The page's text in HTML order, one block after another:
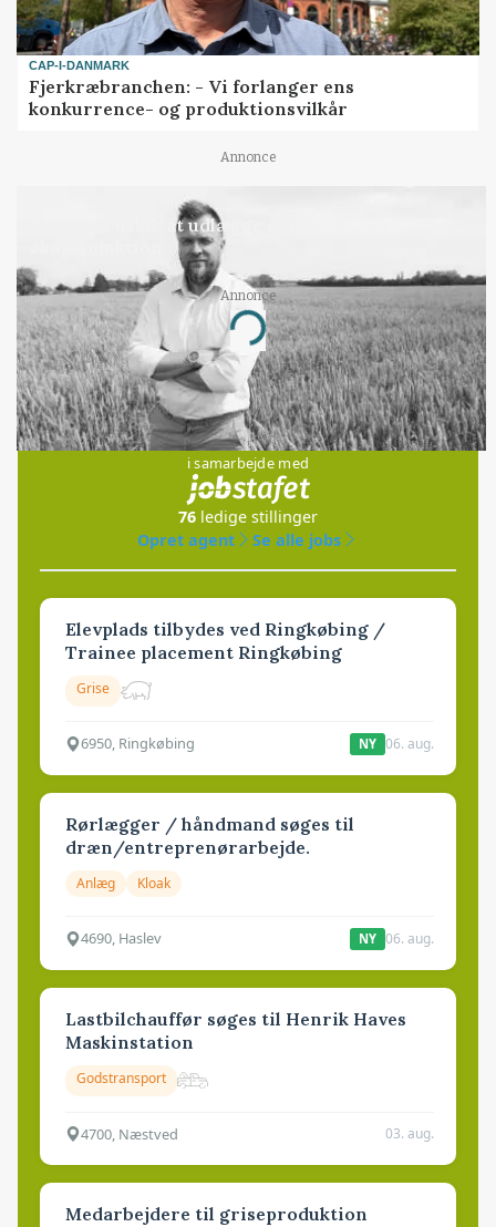
CAP-I-DANMARK
Fjerkræbranchen: - Vi forlanger ens
konkurrence- og produktionsvilkår
Annonce
Det er en uskik at udlægge et røgslør om
Annonce
Loading...
Jobs
i samarbejde med
76 ledige stillinger
Opret agent
Se alle jobs
Elevplads tilbydes ved Ringkøbing /
Trainee placement Ringkøbing
Grise
6950, Ringkøbing NY 06. aug.
Rørlægger / håndmand søges til
dræn/entreprenørarbejde.
Anlæg Kloak
4690, Haslev NY 06. aug.
Lastbilchauffør søges til Henrik Haves
Maskinstation
Godstransport
4700, Næstved 03. aug.
Medarbejdere til griseproduktion